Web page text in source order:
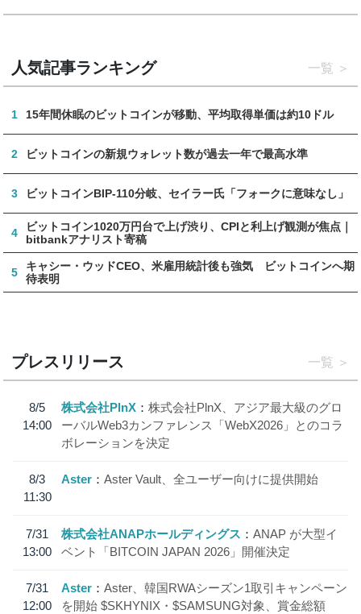
人気記事ランキング 一覧
1 15年間休眠のビットコインが移動、平均取得単価は約10ドル
2 ビットコインの新規ウォレット数が過去一年で最高水準
3 ビットコインBIP-110分岐、セイラー氏「フォークに意味なし」
4
ビットコイン1020万円台で上げ渋り、CPIと利上げ観測が焦点｜
bitbankアナリスト寄稿
5
キャシー・ウッドCEO、米雇用統計後も強気 ビットコインへ期
待表明
プレスリリース 一覧
8/5
14:00
株式会社PlnX
株式会社PlnX、アジア最大級のグロ
ーバルWeb3カンファレンス「WebX2026」とのコラ
ボレーションを決定
8/3
11:30
Aster Aster Vault、全ユーザー向けに提供開始
7/31
13:00
株式会社ANAPホールディングス
ANAP が大型イ
ベント「BITCOIN JAPAN 2026」開催決定
7/31
12:00
Aster
Aster、韓国RWAシーズン1取引キャンペーン
を開始 $SKHYNIX・$SAMSUNG対象、賞金総額